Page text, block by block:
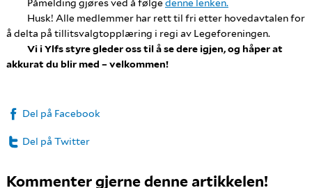
Påmelding gjøres ved å følgedenne lenken.
Husk! Alle medlemmer har rett til fri etter hovedavtalen for
å delta på tillitsvalgtopplæring i regi av Legeforeningen.
Vi i Ylfs styre gleder oss til å se dere igjen, og håper at
akkurat du blir med – velkommen!
Del på Facebook
Del på Twitter
Kommenter gjerne denne artikkelen!